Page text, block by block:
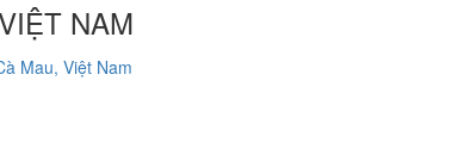
NAM
Mau, Việt Nam